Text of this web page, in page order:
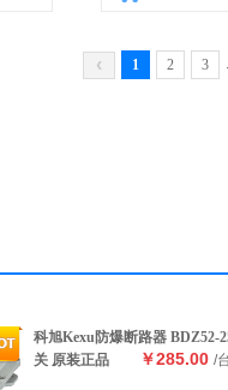
‹ 1 2 3
科旭Kexu防爆断路器 BDZ52-
关 原装正品
￥285.00 /